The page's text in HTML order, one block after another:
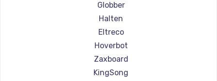
Globber
Halten
Eltreco
Hoverbot
Zaxboard
KingSong